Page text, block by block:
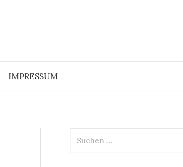
IMPRESSUM
nach: